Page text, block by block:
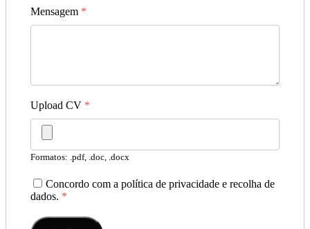
Mensagem *
Upload CV *
Formatos: .pdf, .doc, .docx
Concordo com a política de privacidade e recolha de
dados. *